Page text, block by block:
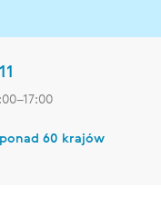
60 krajów